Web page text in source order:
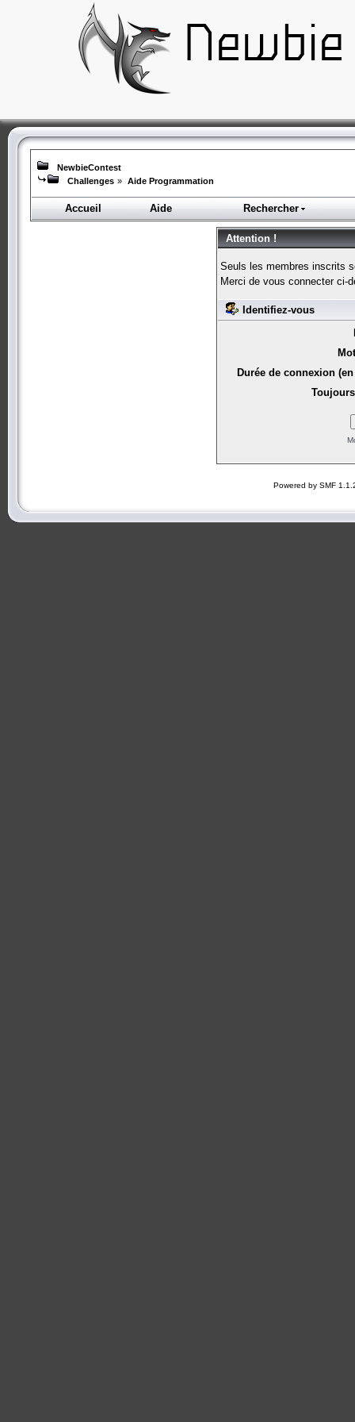
NewbieContest
Challenges » Aide Programmation
Accueil Aide Rechercher
Attention !
Seuls les membres inscrits
Merci de vous connecter ci-
Identifiez-vous
Durée de connexion
Powered by SMF